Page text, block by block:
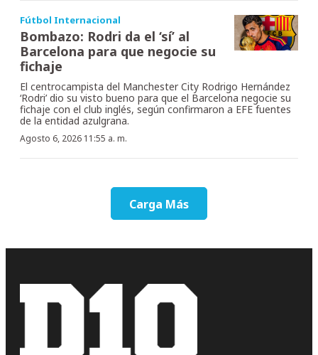
Fútbol Internacional
Bombazo: Rodri da el ‘sí’ al
Barcelona para que negocie su
fichaje
El centrocampista del Manchester City Rodrigo Hernández
‘Rodri’ dio su visto bueno para que el Barcelona negocie su
fichaje con el club inglés, según confirmaron a EFE fuentes
de la entidad azulgrana.
Agosto 6, 2026 11:55 a. m.
Carga Más